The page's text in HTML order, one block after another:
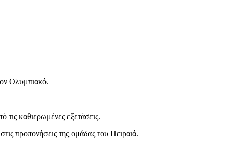
Ολυμπιακό.
καθιερωμένες εξετάσεις.
προπονήσεις της ομάδας του Πειραιά.